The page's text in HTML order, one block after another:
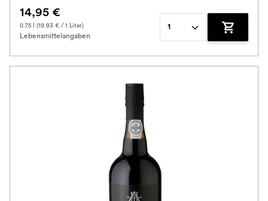
14,95 €
0.75 l (19.93 € / 1 Liter)
Lebensmittelangaben
1
Zum